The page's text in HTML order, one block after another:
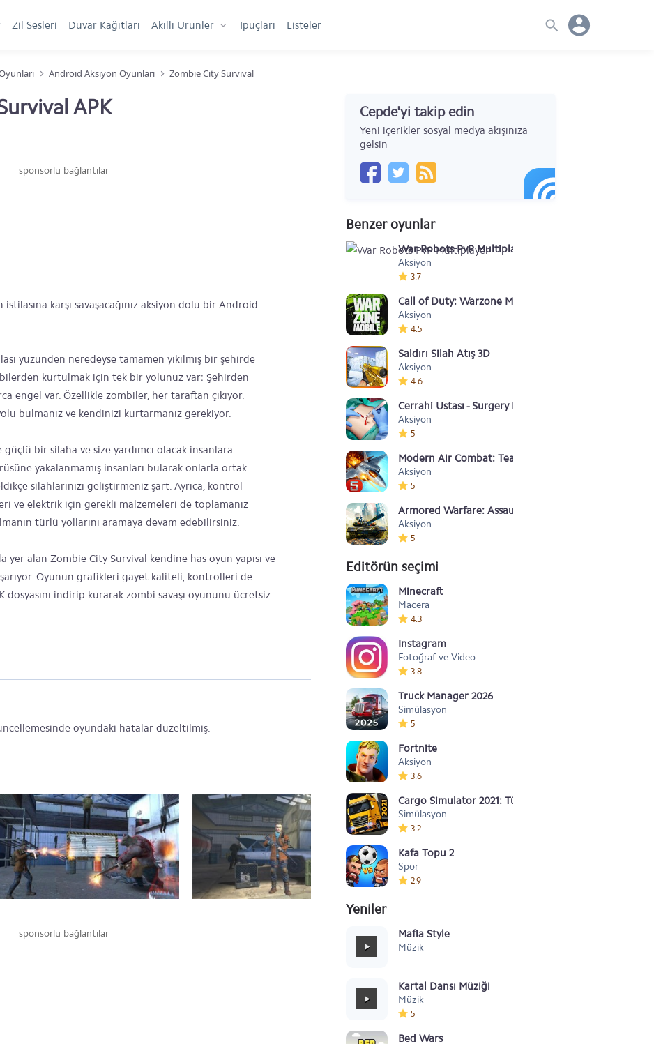
Zil Sesleri Duvar Kağıtları Akıllı Ürünler İpuçları Listeler
Android Aksiyon Oyunları Zombie City Survival
APK
sponsorlu bağlantılar
karşı savaşacağınız aksiyon dolu bir Android
yüzünden neredeyse tamamen yıkılmış bir şehirde
kurtulmak için tek bir yolunuz var: Şehirden
engel var. Özellikle zombiler, her taraftan çıkıyor.
bulmanız ve kendinizi kurtarmanız gerekiyor.
bir silaha ve size yardımcı olacak insanlara
yakalanmamış insanları bularak onlarla ortak
silahlarınızı geliştirmeniz şart. Ayrıca, kontrol
ve elektrik için gerekli malzemeleri de toplamanız
türlü yollarını aramaya devam edebilirsiniz.
yer alan Zombie City Survival kendine has oyun yapısı ve
Oyunun grafikleri gayet kaliteli, kontrolleri de
dosyasını indirip kurarak zombi savaşı oyununu ücretsiz
oyundaki hatalar düzeltilmiş.
sponsorlu bağlantılar
Cepde'yi takip edin
Yeni içerikler sosyal medya akışınıza
gelsin
Benzer oyunlar
War Robots PvP Multiplayer
Aksiyon
3.7
Call of Duty: Warzone Mobile
Aksiyon
4.5
Saldırı Silah Atış 3D
Aksiyon
4.6
Cerrahi Ustası - Surgery Master
Aksiyon
5
Modern Air Combat: Team Match
Aksiyon
5
Armored Warfare: Assault
Aksiyon
5
Editörün seçimi
Minecraft
Macera
4.3
Instagram
Fotoğraf ve Video
3.8
Truck Manager 2026
Simülasyon
5
Fortnite
Aksiyon
3.6
Cargo Simulator 2021: Türkiye
Simülasyon
3.2
Kafa Topu 2
Spor
2.9
Yeniler
Mafia Style
Müzik
Kartal Dansı Müziği
Müzik
5
Bed Wars